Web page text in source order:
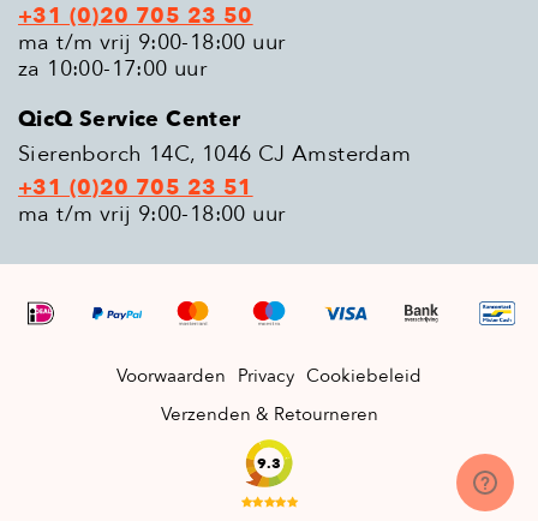
+31 (0)20 705 23 50
ma t/m vrij 9:00-18:00 uur
za 10:00-17:00 uur
QicQ Service Center
Sierenborch 14C, 1046 CJ Amsterdam
+31 (0)20 705 23 51
ma t/m vrij 9:00-18:00 uur
Voorwaarden Privacy Cookiebeleid
Verzenden & Retourneren
9.3